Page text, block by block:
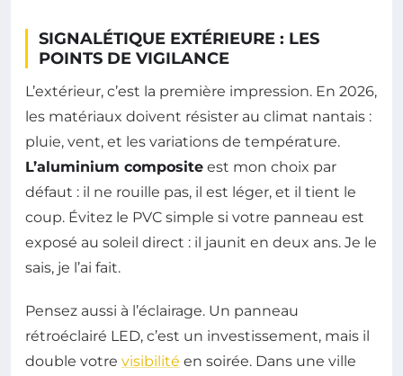
SIGNALÉTIQUE EXTÉRIEURE : LES
POINTS DE VIGILANCE
L’extérieur, c’est la première impression. En 2026,
les matériaux doivent résister au climat nantais :
pluie, vent, et les variations de température.
L’aluminium composite est mon choix par
défaut : il ne rouille pas, il est léger, et il tient le
coup. Évitez le PVC simple si votre panneau est
exposé au soleil direct : il jaunit en deux ans. Je le
sais, je l’ai fait.
Pensez aussi à l’éclairage. Un panneau
rétroéclairé LED, c’est un investissement, mais il
double votre visibilité en soirée. Dans une ville